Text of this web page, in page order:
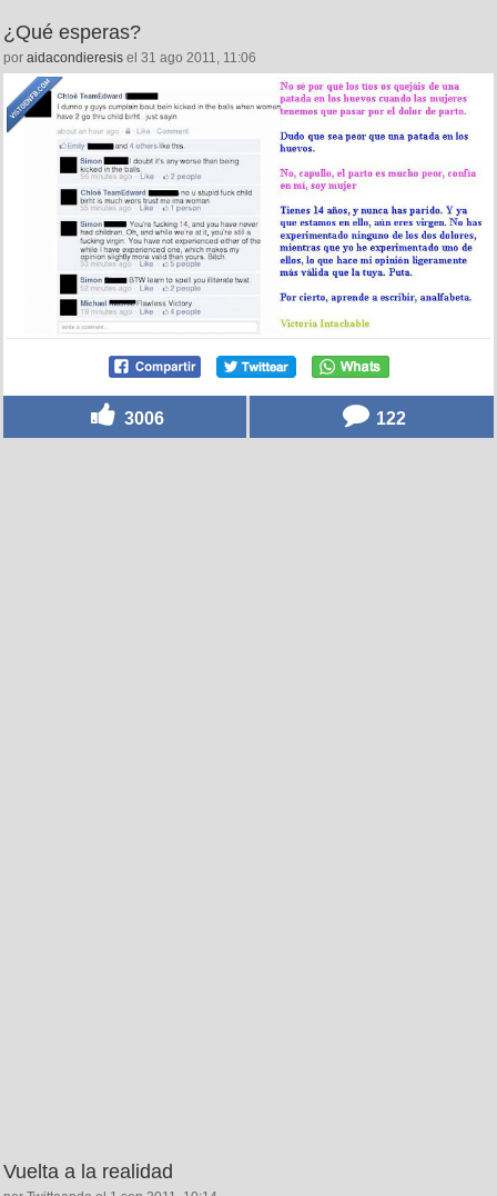
¿Qué esperas?
por aidacondieresis el 31 ago 2011, 11:06
3006 122
Vuelta a la realidad